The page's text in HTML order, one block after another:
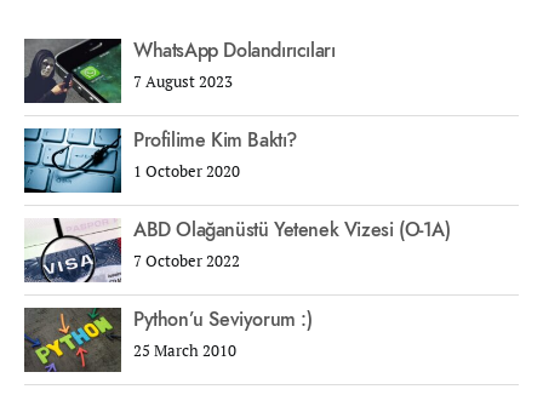
WhatsApp Dolandırıcıları
7 August 2023
Profilime Kim Baktı?
1 October 2020
ABD Olağanüstü Yetenek Vizesi (O-1A)
7 October 2022
Python’u Seviyorum :)
25 March 2010